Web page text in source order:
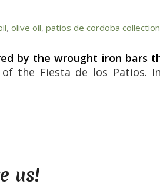
, olive oil, patios de cordoba collection
by the wrought iron bars
the Fiesta de los Patios.
us!